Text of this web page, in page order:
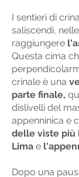
I sentieri di
saliscendi,
raggiungere
Questa cima
crinale è una
parte finale,
dislivelli del
appenninica e
delle viste più
Lima e
Dopo una